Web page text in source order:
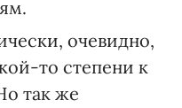
очевидно,
то степени к
так же